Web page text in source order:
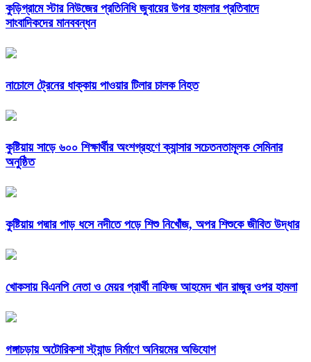
কুড়িগ্রামে স্টার নিউজের প্রতিনিধি জুবায়ের উপর হামলার প্রতিবাদে
সাংবাদিকদের মানববন্ধন
নাচোলে ট্রেনের ধাক্কায় পাওয়ার টিলার চালক নিহত
কুষ্টিয়ায় সাড়ে ৬০০ শিক্ষার্থীর অংশগ্রহণে ক্যান্সার সচেতনতামূলক সেমিনার
অনুষ্ঠিত
কুষ্টিয়ায় পদ্মার পাড় ধসে নদীতে পড়ে শিশু নিখোঁজ, অপর শিশুকে জীবিত উদ্ধার
খোকসায় বিএনপি নেতা ও মেয়র প্রার্থী নাফিজ আহমেদ খান রাজুর ওপর হামলা
গঙ্গাচড়ায় অটোরিকশা স্ট্যান্ড নির্মাণে অনিয়মের অভিযোগ